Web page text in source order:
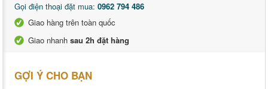
Gọi điện thoại đặt mua: 0962 794 486
Giao hàng trên toàn quốc
Giao nhanh sau 2h đặt hàng
GỢI Ý CHO BẠN